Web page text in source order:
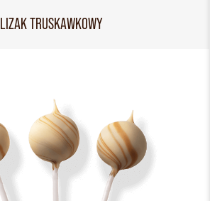
LIZAK TRUSKAWKOWY